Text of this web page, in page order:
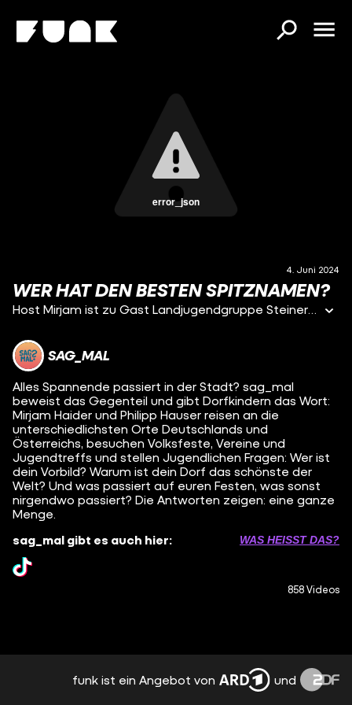
error_json
4. Juni 2024
WER HAT DEN BESTEN SPITZNAMEN?
Host Mirjam ist zu Gast Landjugendgruppe Steinerkirchen-Fischlham in Oberösterreich.
SAG_MAL
Alles Spannende passiert in der Stadt? sag_mal
beweist das Gegenteil und gibt Dorfkindern das Wort:
Mirjam Haider und Philipp Hauser reisen an die
unterschiedlichsten Orte Deutschlands und
Österreichs, besuchen Volksfeste, Vereine und
Jugendtreffs und stellen Jugendlichen Fragen: Wer ist
dein Vorbild? Warum ist dein Dorf das schönste der
Welt? Und was passiert auf euren Festen, was sonst
nirgendwo passiert? Die Antworten zeigen: eine ganze
Menge.
sag_mal gibt es auch hier:
WAS HEISST DAS?
858 Videos
funk ist ein Angebot von und